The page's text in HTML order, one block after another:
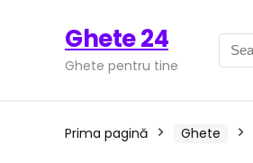
Ghete 24
Ghete pentru tine
Prima pagină Ghete